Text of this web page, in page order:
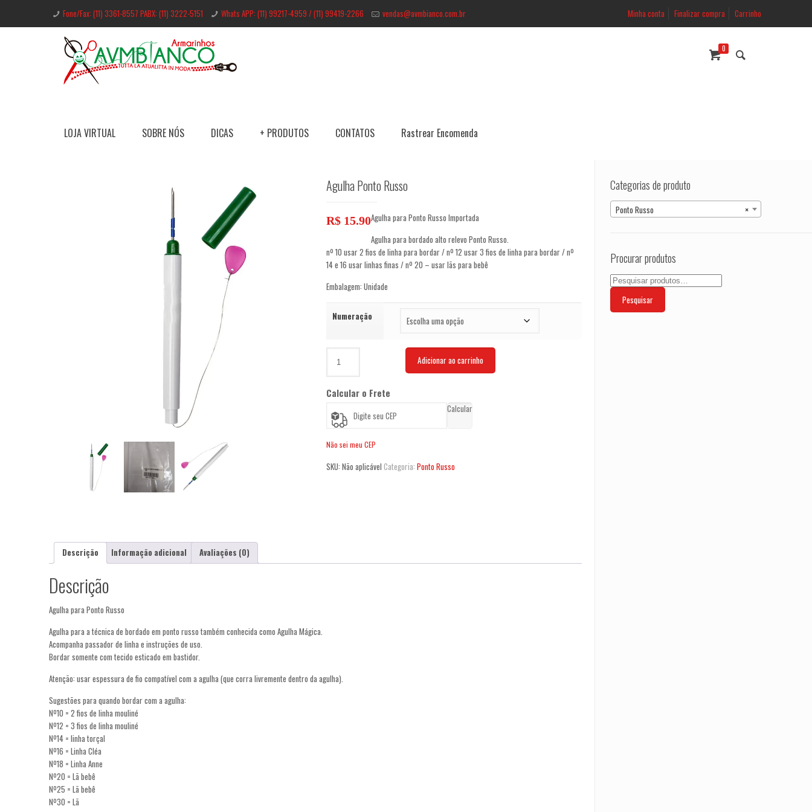
Fone/Fax: (11) 3361-8557 PABX: (11) 3222-5151 Whats APP: (11) 99217-4959 / (11) 99419-2266 vendas@avmbianco.com.br Minha conta Finalizar compra Carrinho
LOJA VIRTUAL SOBRE NÓS DICAS + PRODUTOS CONTATOS Rastrear Encomenda
0
Agulha Ponto Russo
R$15.90Agulha para Ponto Russo Importada
Agulha para bordado alto relevo Ponto Russo.
nº 10 usar 2 fios de linha para bordar / nº 12 usar 3 fios de linha para bordar / nº
14 e 16 usar linhas finas / nº 20 – usar lãs para bebê
Embalagem: Unidade
Numeração
Ponto
quantidade
Adicionar ao carrinho
Calcular o Frete
Calcular
Não sei meu CEP
SKU: Não aplicável Categoria: Ponto Russo
Descrição Informação adicional Avaliações (0)
Descrição
Agulha para Ponto Russo
Agulha para a técnica de bordado em ponto russo também conhecida como Agulha Mágica.
Acompanha passador de linha e instruções de uso.
Bordar somente com tecido esticado em bastidor.
Atenção: usar espessura de fio compatível com a agulha (que corra livremente dentro da agulha).
Sugestões para quando bordar com a agulha:
Nº10 = 2 fios de linha mouliné
Nº12 = 3 fios de linha mouliné
Nº14 = linha torçal
Nº16 = Linha Cléa
Nº18 = Linha Anne
Nº20 = Lã bebê
Nº25 = Lã bebê
Nº30 = Lã
Categorias de produto
×
Ponto Russo
Procurar produtos
Pesquisar